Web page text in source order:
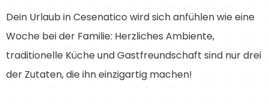
Dein Urlaub in Cesenatico wird sich anfühlen wie eine
Woche bei der Familie: Herzliches Ambiente,
traditionelle Küche und Gastfreundschaft sind nur drei
der Zutaten, die ihn einzigartig machen!